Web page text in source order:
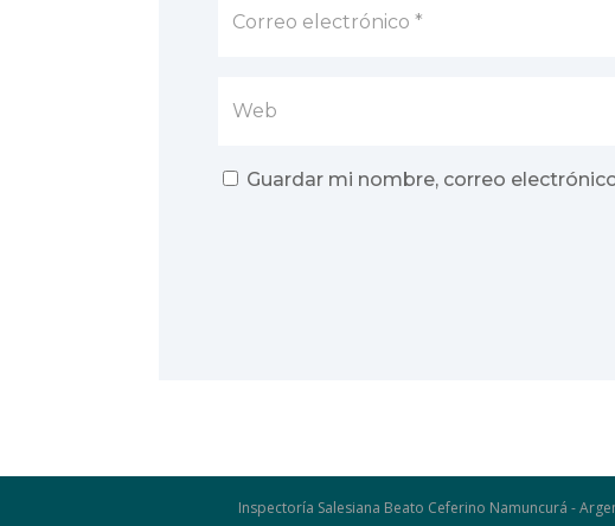
Guardar mi nombre, correo
Inspectoría Salesiana Beato Ceferino Namuncurá -